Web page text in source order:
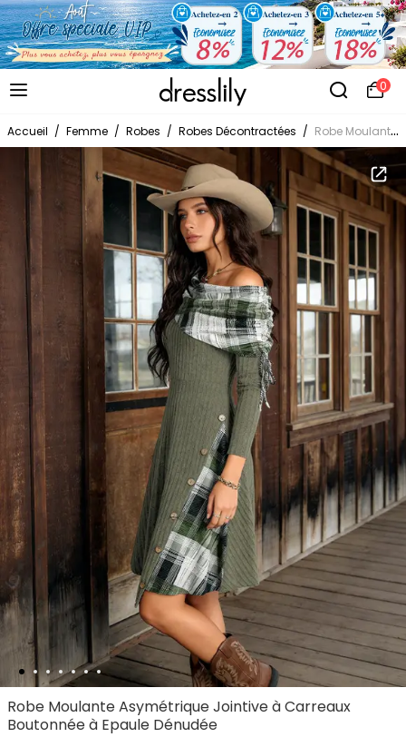
0
Accueil / Femme / Robes / Robes Décontractées / Robe Moulante Asymétrique Jointive à Carreaux Boutonnée à Epaule Dénudée
Robe Moulante Asymétrique Jointive à Carreaux
Boutonnée à Epaule Dénudée